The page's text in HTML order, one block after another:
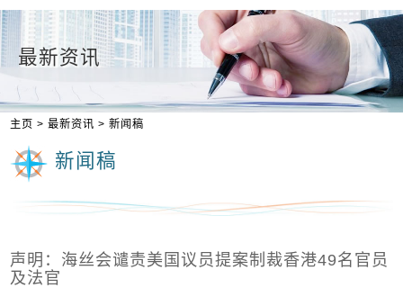
最新资讯
主页 >最新资讯 >新闻稿
新闻稿
声明：海丝会谴责美国议员提案制裁香港49名官员
及法官